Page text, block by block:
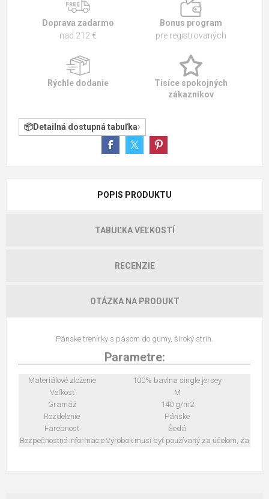
Doprava zadarmo
nad 212 €
Bonus program
pre registrovaných
Rýchle dodanie
Tisíce spokojných
zákazníkov
Detailná dostupná tabuľka
POPIS PRODUKTU
TABUĽKA VEĽKOSTÍ
RECENZIE
OTÁZKA NA PRODUKT
Pánske trenírky s pásom do gumy, široký strih.
Parametre:
Materiálové zloženie
100% bavlna single jersey
Veľkosť
M
Gramáž
140 g/m2
Rozdelenie
Pánske
Farebnosť
Šedá
Bezpečnostné informácieVýrobok musí byť používaný za účelom, za